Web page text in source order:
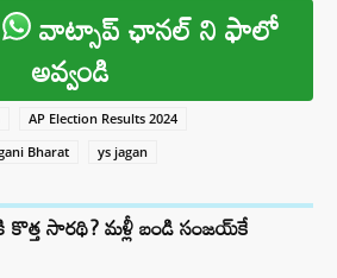
వాట్సాప్ ఛానల్ ని ఫాలో
అవ్వండి
AP Election Results 2024
Bharat ys jagan
సారథి? మళ్లీ బండి సంజయ్‌కే